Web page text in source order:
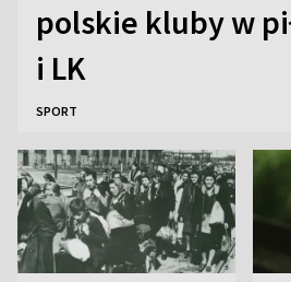
polskie kluby w
i LK
SPORT